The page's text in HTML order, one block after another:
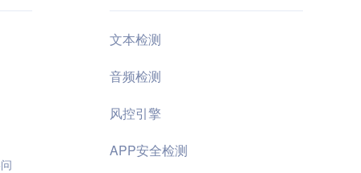
全
控
文本检测
音频检测
风控引擎
APP安全检测